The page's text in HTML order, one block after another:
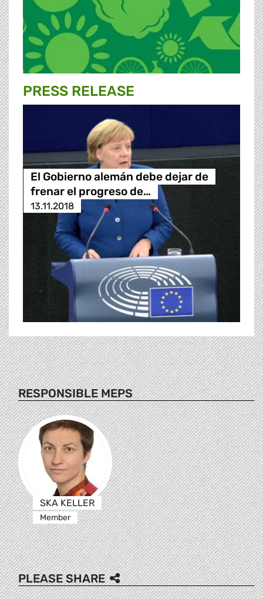
PRESS RELEASE
El Gobierno alemán debe dejar de
frenar el progreso de…
13.11.2018
RESPONSIBLE MEPS
SKA KELLER
Member
PLEASE SHARE